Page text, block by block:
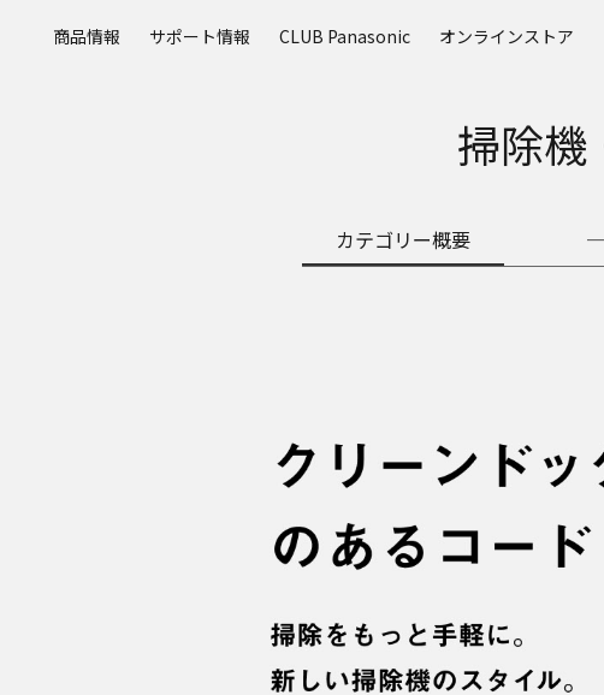
商品情報 サポート情報 CLUB Panasonic オンラインストア
掃除機
カテゴリー概要